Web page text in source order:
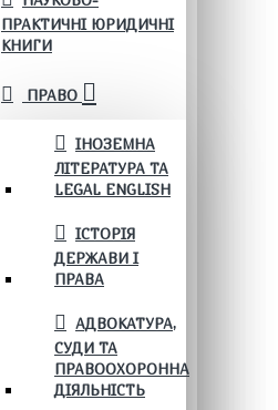
ПРАКТИЧНІ ЮРИДИЧНІ
КНИГИ
ПРАВО
ІНОЗЕМНА
ЛІТЕРАТУРА ТА
LEGAL ENGLISH
ІСТОРІЯ
ДЕРЖАВИ І
ПРАВА
АДВОКАТУРА,
СУДИ ТА
ПРАВООХОРОННА
ДІЯЛЬНІСТЬ